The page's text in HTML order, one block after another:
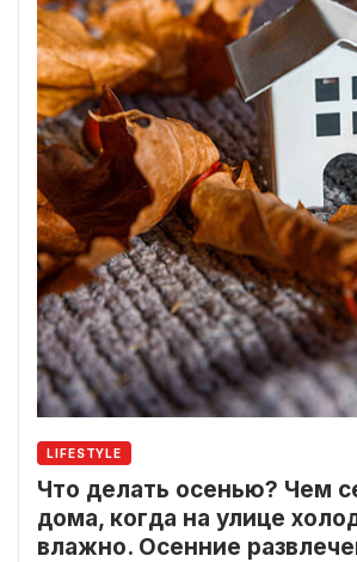
LIFESTYLE
Что делать осенью? Чем
дома, когда на улице
влажно. Осенние